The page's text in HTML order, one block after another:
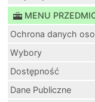
MENU
Ochrona danych
Wybory
Dostępność
Dane Publiczne